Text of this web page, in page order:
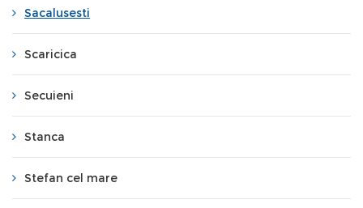
Sacalusesti
Scaricica
Secuieni
Stanca
Stefan cel mare